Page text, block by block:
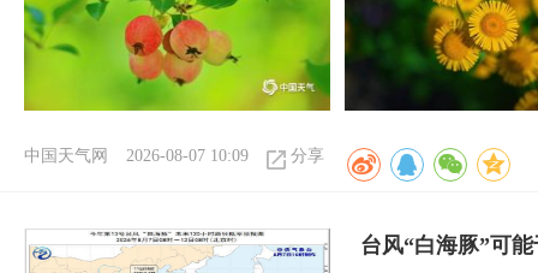
中国天气网 2026-08-07 10:09 分享
台风“白海豚”可